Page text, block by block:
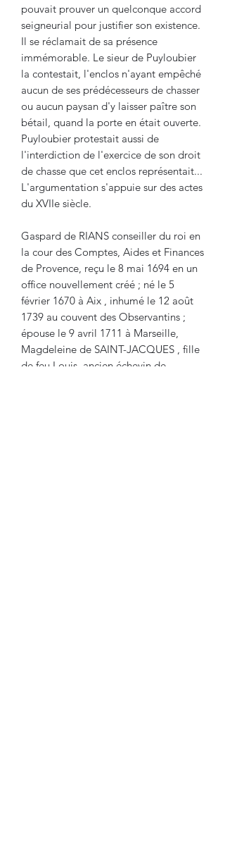
pouvait prouver un quelconque accord
seigneurial pour justifier son existence.
Il se réclamait de sa présence
immémorable. Le sieur de Puyloubier
la contestait, l'enclos n'ayant empêché
aucun de ses prédécesseurs de chasser
ou aucun paysan d'y laisser paître son
bétail, quand la porte en était ouverte.
Puyloubier protestait aussi de
l'interdiction de l'exercice de son droit
de chasse que cet enclos représentait...
L'argumentation s'appuie sur des actes
du XVIIe siècle.
Gaspard de RIANS conseiller du roi en
la cour des Comptes, Aides et Finances
de Provence, reçu le 8 mai 1694 en un
office nouvellement créé ; né le 5
février 1670 à Aix , inhumé le 12 août
1739 au couvent des Observantins ;
épouse le 9 avril 1711 à Marseille,
Magdeleine de SAINT-JACQUES , fille
de feu Louis, ancien échevin de